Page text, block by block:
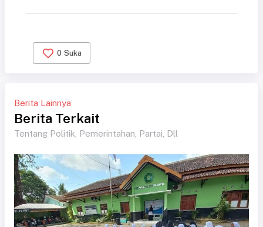
0 Suka
Berita Lainnya
Berita Terkait
Tentang Politik, Pemerintahan, Partai, Dll